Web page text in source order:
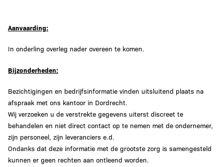
Aanvaarding:
In onderling overleg nader overeen te komen.
Bijzonderheden:
Bezichtigingen en bedrijfsinformatie vinden uitsluitend plaats na
afspraak met ons kantoor in Dordrecht.
Wij verzoeken u de verstrekte gegevens uiterst discreet te
behandelen en niet direct contact op te nemen met de ondernemer,
zijn personeel, zijn leveranciers e.d.
Ondanks dat deze informatie met de grootste zorg is samengesteld
kunnen er geen rechten aan ontleend worden.